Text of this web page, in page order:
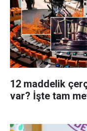
12 maddelik
var? İşte tam